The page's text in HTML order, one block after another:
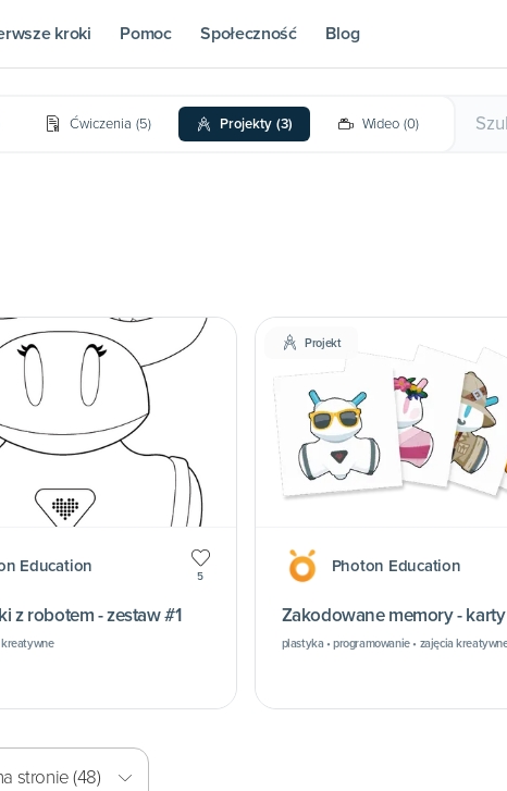
kroki Pomoc Społeczność Blog
Ćwiczenia (5) Projekty (3) Wideo (0)
Education
5
Kolorowanki z robotem - zestaw #1
kreatywne
Projekt
Photon Education
Zakodowane memory -
plastyka • programowanie • zajęcia
stronie (48)